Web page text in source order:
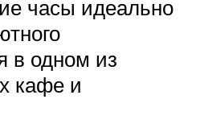
часы идеально
в одном из
кафе и